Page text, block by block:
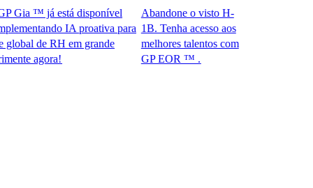
™ já está disponível
IA proativa para
de RH em grande
agora!​​
Abandone o visto H-
1B. Tenha acesso aos
melhores talentos com
GP EOR ™ .​​